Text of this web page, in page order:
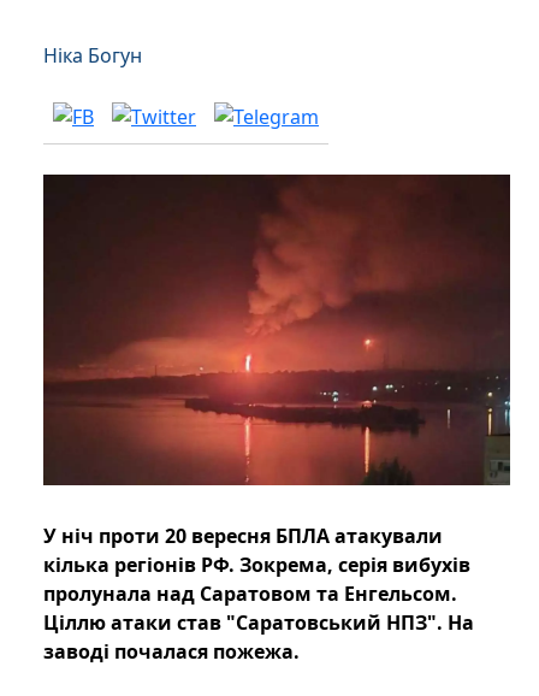
Ніка Богун
У ніч проти 20 вересня БПЛА атакували
кілька регіонів РФ. Зокрема, серія вибухів
пролунала над Саратовом та Енгельсом.
Ціллю атаки став "Саратовський НПЗ". На
заводі почалася пожежа.